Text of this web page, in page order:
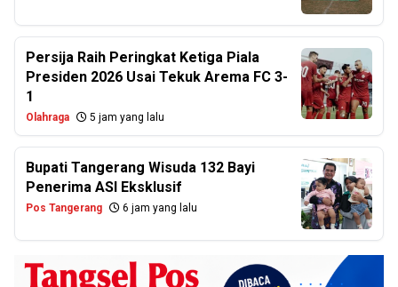
Persija Raih Peringkat Ketiga Piala
Presiden 2026 Usai Tekuk Arema FC 3-
1
Olahraga 5 jam yang lalu
Bupati Tangerang Wisuda 132 Bayi
Penerima ASI Eksklusif
Pos Tangerang 6 jam yang lalu